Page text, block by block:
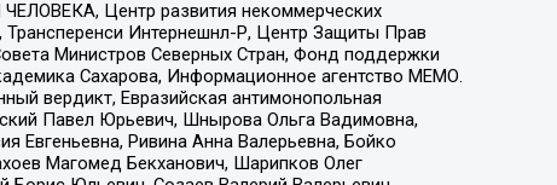
Центр развития некоммерческих
Трансперенси Интернешнл-Р, Центр Защиты Прав
Министров Северных Стран, Фонд поддержки
Сахарова, Информационное агентство МЕМО.
вердикт, Евразийская антимонопольная
Павел Юрьевич, Шнырова Ольга Вадимовна,
Евгеньевна, Ривина Анна Валерьевна, Бойко
Магомед Бекханович, Шарипков Олег